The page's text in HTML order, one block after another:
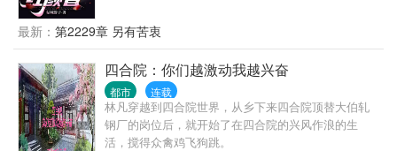
吏的奇妙人生。
最新： 第2229章 另有苦衷
四合院：你们越激动我越兴奋
都市 连载
林凡穿越到四合院世界，从乡下来四合院顶替大伯轧
钢厂的岗位后，就开始了在四合院的兴风作浪的生
活，搅得众禽鸡飞狗跳。